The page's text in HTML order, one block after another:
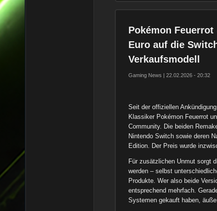
Pokémon
Euro auf die
Verkaufsmodell
Gaming News | 22.02.2026 - 20:32
Seit der offiziellen
Klassiker Pokémon Feuerrot
Community. Die beiden
Nintendo Switch sowie deren
Edition. Der Preis wurde
Für zusätzlichen Unmut sorgt
werden – selbst
Produkte. Wer also beide
entsprechend mehrfach.
Systemen gekauft haben,